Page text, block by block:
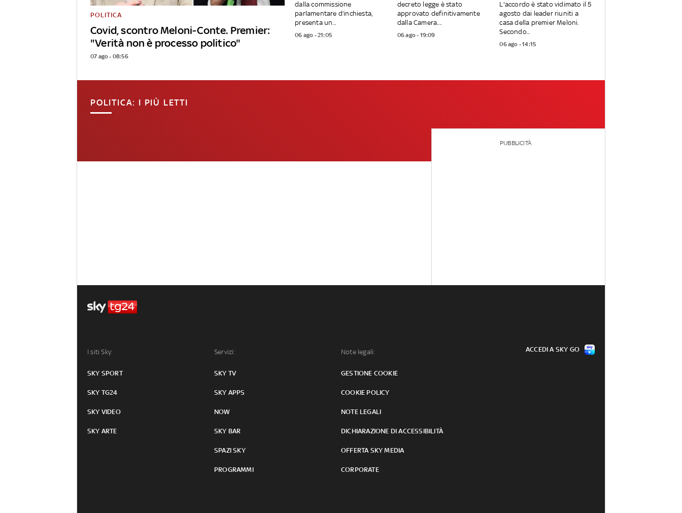
Covid, scontro Meloni-Conte. Premier:
"Verità non è processo politico"
POLITICA
07 ago - 08:56
dalla commissione
parlamentare d’inchiesta,
presenta un...
06 ago - 21:05
decreto legge è stato
approvato definitivamente
dalla Camera....
06 ago - 19:09
L'accordo è stato vidimato il 5
agosto dai leader riuniti a
casa della premier Meloni.
Secondo...
06 ago - 14:15
POLITICA: I PIÙ LETTI
PUBBLICITÀ
I siti Sky:
SKY SPORT
SKY TG24
SKY VIDEO
SKY ARTE
Servizi:
SKY TV
SKY APPS
NOW
SKY BAR
SPAZI SKY
PROGRAMMI
Note legali:
GESTIONE COOKIE
COOKIE POLICY
NOTE LEGALI
DICHIARAZIONE DI ACCESSIBILITÀ
OFFERTA SKY MEDIA
CORPORATE
ACCEDI A SKY GO